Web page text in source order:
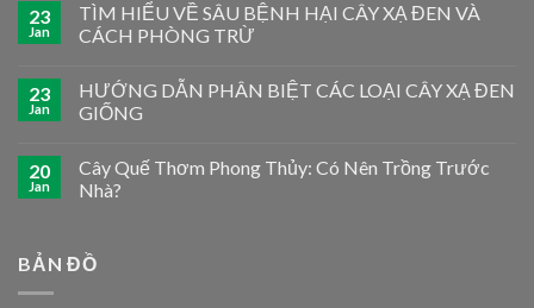
23
Jan
TÌM HIỂU VỀ SÂU BỆNH HẠI CÂY XẠ ĐEN VÀ
CÁCH PHÒNG TRỪ
23
Jan
HƯỚNG DẪN PHÂN BIỆT CÁC LOẠI CÂY XẠ ĐEN
GIỐNG
20
Jan
Cây Quế Thơm Phong Thủy: Có Nên Trồng Trước
Nhà?
BẢN ĐỒ